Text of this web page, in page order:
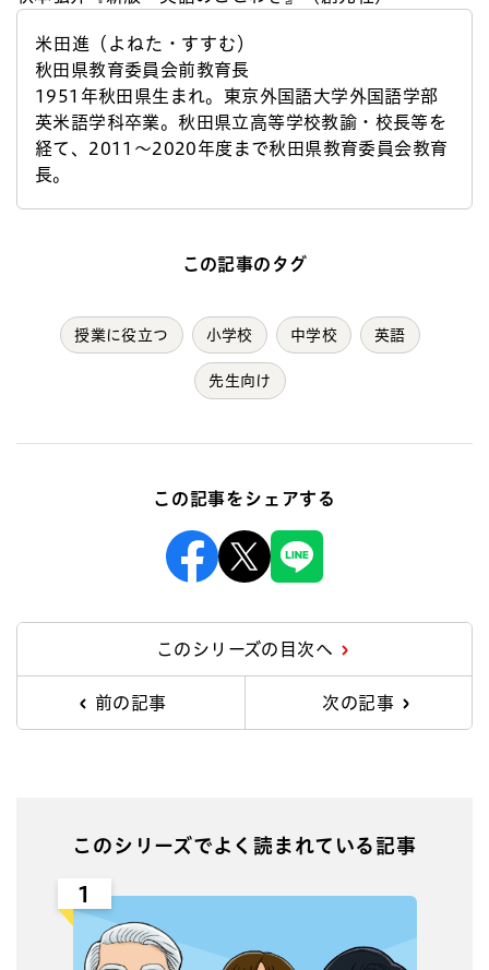
米田進（よねた・すすむ）
秋田県教育委員会前教育長
1951年秋田県生まれ。東京外国語大学外国語学部
英米語学科卒業。秋田県立高等学校教諭・校長等を
経て、2011～2020年度まで秋田県教育委員会教育
長。
この記事のタグ
授業に役立つ 小学校 中学校 英語
先生向け
この記事をシェアする
このシリーズの目次へ
前の記事 次の記事
このシリーズでよく読まれている記事
1